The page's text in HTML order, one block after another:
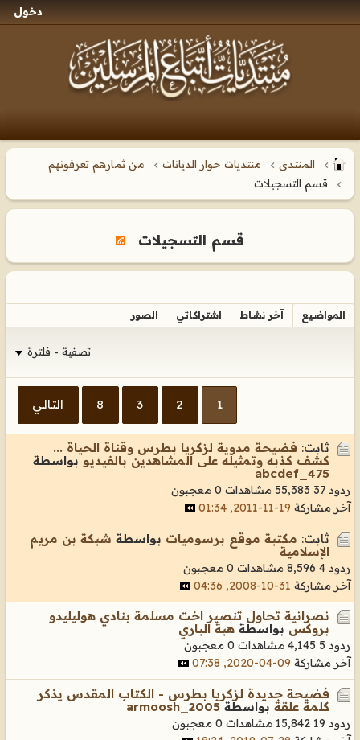
دخول
المنتدى منتديات حوار الديانات
من ثمارهم تعرفونهم
قسم التسجيلات
قسم التسجيلات
المواضيع آخر نشاط اشتراكاتي الصور
تصفية - فلترة
1
2
3
8 التالي
ثابت: فضيحة مدوية لزكريا بطرس وقناة الحياة ...
كشف كذبه وتمثيله على المشاهدين بالفيديو بواسطة
abcdef_475
ردود 37 55,383 مشاهدات
0 معجبون
آخر مشاركة 19-11-2011, 01:34
ثابت: مكتبة موقع برسوميات بواسطة شبكة بن مريم
الإسلامية
ردود 4 8,596 مشاهدات
0 معجبون
آخر مشاركة 31-10-2008, 04:36
نصرانية تحاول تنصير اخت مسلمة بنادي هوليليدو
بروكس بواسطة هبة الباري
ردود 5 4,145 مشاهدات
0 معجبون
آخر مشاركة 09-04-2020, 07:38
فضيحة جديدة لزكريا بطرس - الكتاب المقدس يذكر
كلمة علقة بواسطةarmoosh_2005
ردود 19 15,842 مشاهدات
0 معجبون